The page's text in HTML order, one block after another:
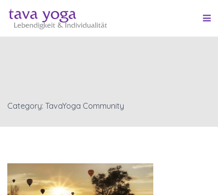
Category: TavaYoga Community